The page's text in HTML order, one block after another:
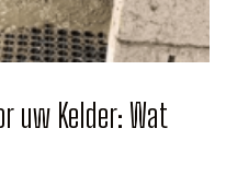
uw Kelder: Wat